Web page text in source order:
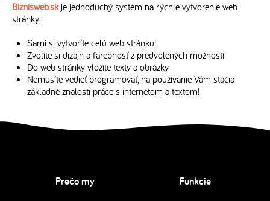
Biznisweb.skje jednoduchý systém na rýchle vytvorenie web
stránky:
Sami si vytvoríte celú web stránku!
Zvolíte si dizajn a farebnosť z predvolených možností
Do web stránky vložíte texty a obrázky
Nemusíte vedieť programovať, na používanie Vám stačia
základné znalosti práce s internetom a textom!
Prečo my Funkcie